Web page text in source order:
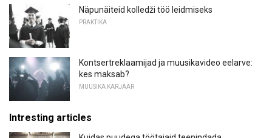
Näpunäiteid kolledži töö leidmiseks
PRAKTIKA
Kontsertreklaamijad ja muusikavideo eelarve:
kes maksab?
MUUSIKA KARJÄÄR
Intresting articles